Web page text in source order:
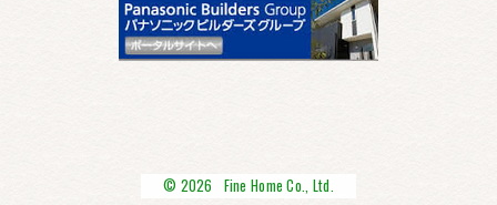
© 2026 Fine Home Co., Ltd.